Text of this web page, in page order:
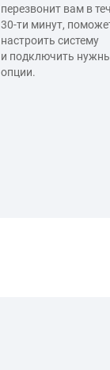
перезвонит вам в
30-ти минут,
настроить систему
и подключить
опции.